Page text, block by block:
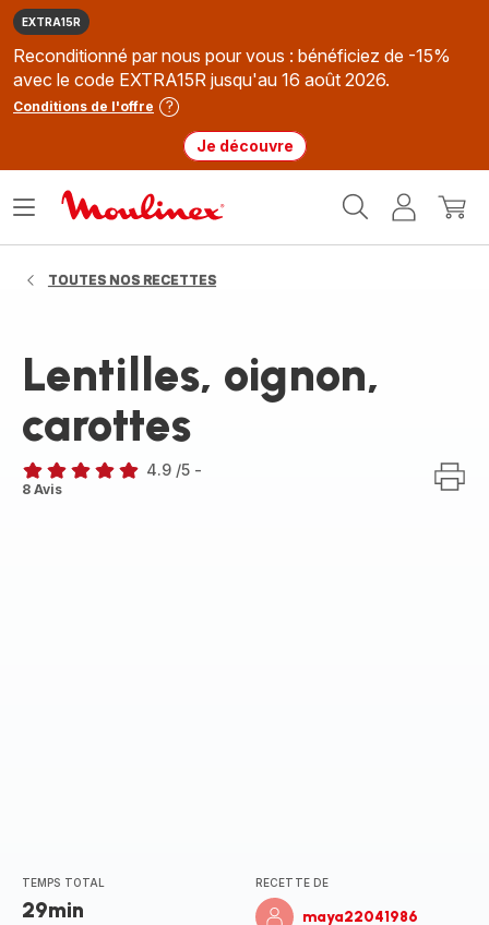
EXTRA15R
Reconditionné par nous pour vous : bénéficiez de -15%
avec le code EXTRA15R jusqu'au 16 août 2026.
Conditions de l'offre
Je découvre
MonMon
Ouvrir
TOUTES NOS RECETTES
Lentilles, oignon,
carottes
ratings.4.9
4.9 /5 -
8 Avis
TEMPS TOTAL
29min
RECETTE DE
maya22041986